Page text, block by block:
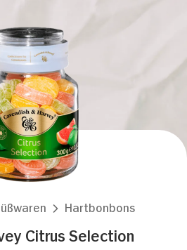
Hartbonbons
Citrus Selection